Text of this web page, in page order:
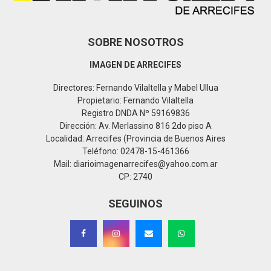
SOBRE NOSOTROS
IMAGEN DE ARRECIFES
Directores: Fernando Vilaltella y Mabel Ullua
Propietario: Fernando Vilaltella
Registro DNDA Nº 59169836
Dirección: Av. Merlassino 816 2do piso A
Localidad: Arrecifes (Provincia de Buenos Aires
Teléfono: 02478-15-461366
Mail: diarioimagenarrecifes@yahoo.com.ar
CP: 2740
SEGUINOS